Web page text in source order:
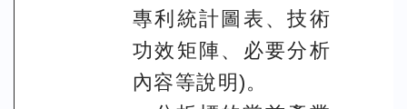
專利統計圖表、技術
功效矩陣、必要分析
內容等說明)。